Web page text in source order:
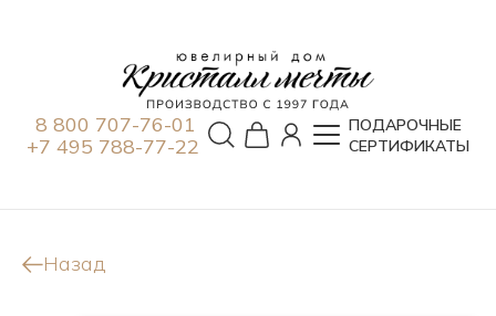
8 800 707-76-01
+7 495 788-77-22
ПОДАРОЧНЫЕ
СЕРТИФИКАТЫ
Назад